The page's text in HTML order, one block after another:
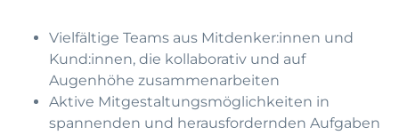
Vielfältige Teams aus Mitdenker:innen und
Kund:innen, die kollaborativ und auf
Augenhöhe zusammenarbeiten
Aktive Mitgestaltungsmöglichkeiten in
spannenden und herausfordernden Aufgaben